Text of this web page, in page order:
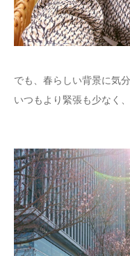
でも、春らしい背景に気
いつもより緊張も少なく